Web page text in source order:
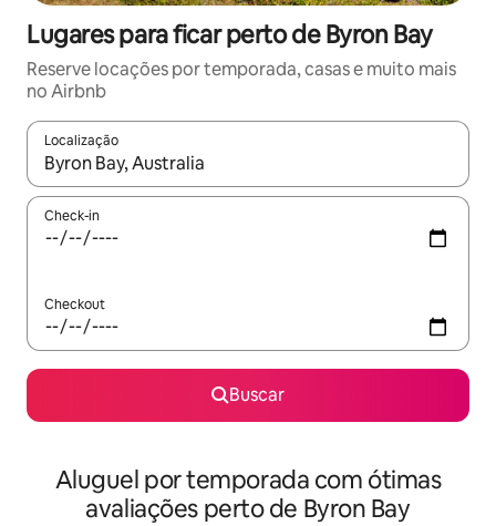
Lugares para ficar perto de Byron Bay
Reserve locações por temporada, casas e muito mais
no Airbnb
Localização
Quando os resultados estiverem disponíveis, explore-os
Check-in
Checkout
Buscar
Aluguel por temporada com ótimas
avaliações perto de Byron Bay